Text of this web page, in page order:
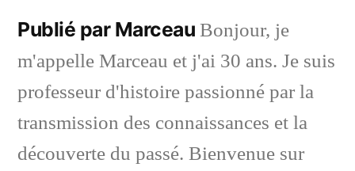
Publié par Marceau Bonjour, je
m'appelle Marceau et j'ai 30 ans. Je suis
professeur d'histoire passionné par la
transmission des connaissances et la
découverte du passé. Bienvenue sur